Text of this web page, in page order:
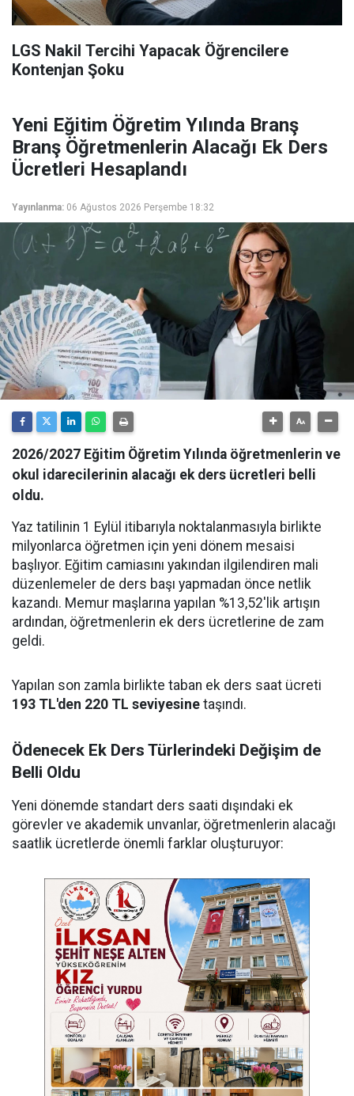
LGS Nakil Tercihi Yapacak Öğrencilere
Kontenjan Şoku
Yeni Eğitim Öğretim Yılında Branş
Branş Öğretmenlerin Alacağı Ek Ders
Ücretleri Hesaplandı
Yayınlanma: 06 Ağustos 2026 Perşembe 18:32
2026/2027 Eğitim Öğretim Yılında öğretmenlerin ve
okul idarecilerinin alacağı ek ders ücretleri belli
oldu.
Yaz tatilinin 1 Eylül itibarıyla noktalanmasıyla birlikte
milyonlarca öğretmen için yeni dönem mesaisi
başlıyor. Eğitim camiasını yakından ilgilendiren mali
düzenlemeler de ders başı yapmadan önce netlik
kazandı. Memur maşlarına yapılan %13,52'lik artışın
ardından, öğretmenlerin ek ders ücretlerine de zam
geldi.
Yapılan son zamla birlikte taban ek ders saat ücreti
193 TL'den 220 TL seviyesine taşındı.
Ödenecek Ek Ders Türlerindeki Değişim de
Belli Oldu
Yeni dönemde standart ders saati dışındaki ek
görevler ve akademik unvanlar, öğretmenlerin alacağı
saatlik ücretlerde önemli farklar oluşturuyor: